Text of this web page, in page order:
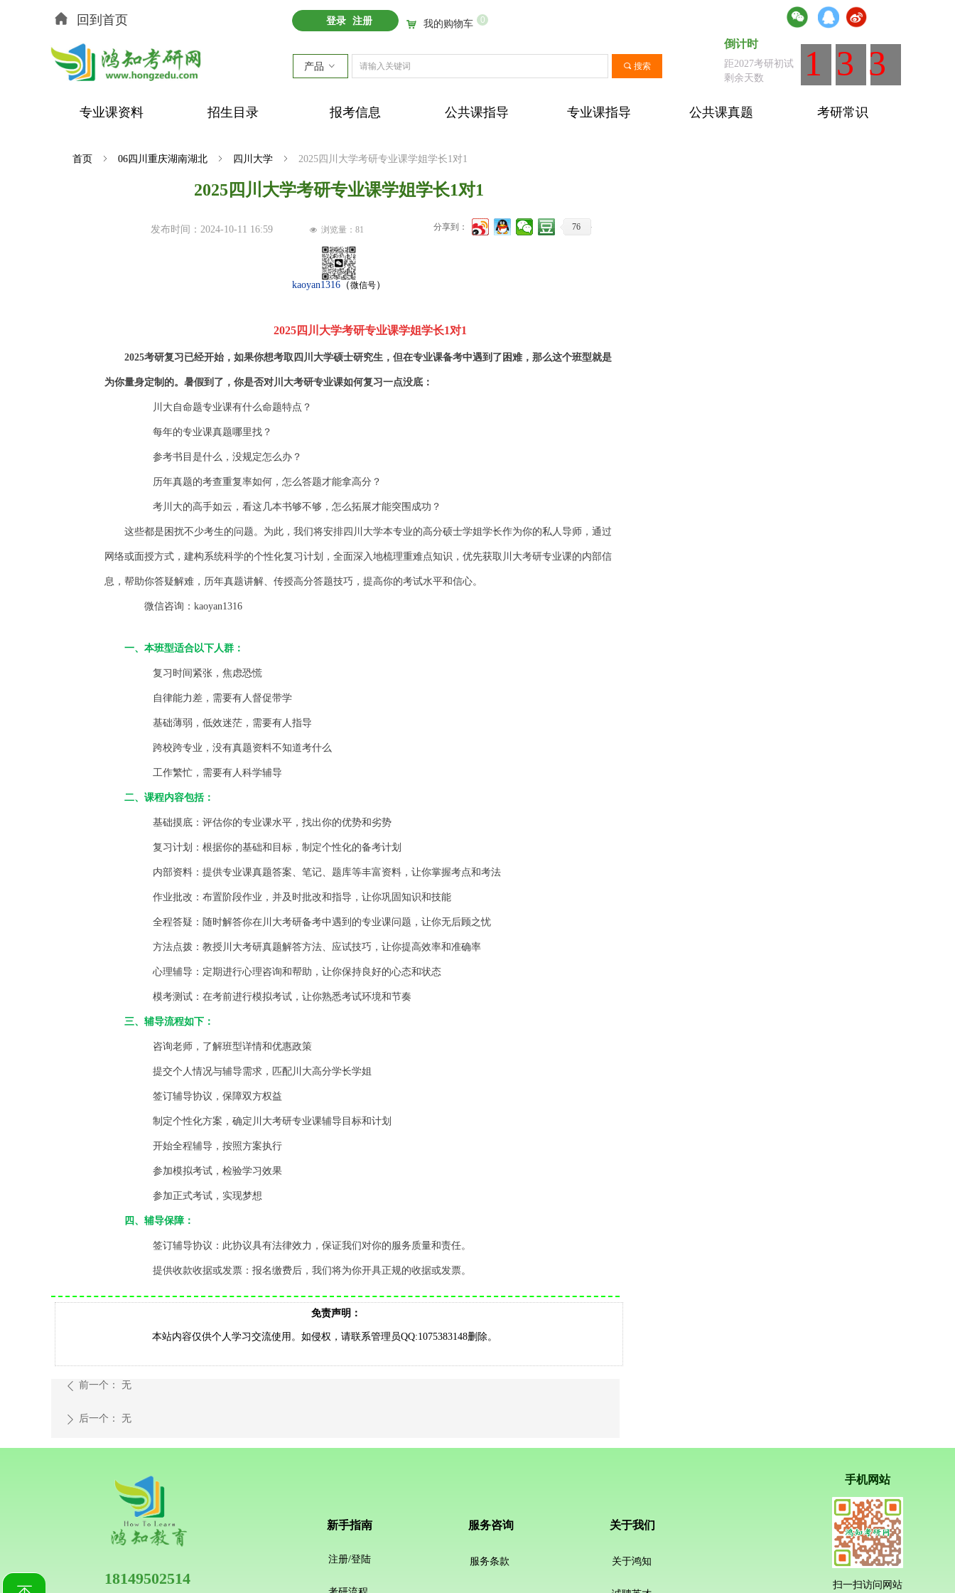
登录 注册
끠 搜索
产品 ꀁ
回到首页
倒计时：距离全国统考剩余天数
倒计时
距2027考研初试
剩余天数
133
专业课资料 招生目录 报考信息 公共课指导 专业课指导 公共课真题 考研常识
낙 我的购物车 0
2025四川大学考研专业课学姐学长1对1
2025四川大学考研专业课学姐学长1对1
2025考研复习已经开始， 如果你想考取 四川大学硕士研究生，但在专业课备考中遇到了困难，那么这个班型就是
为你量身定制的。 暑假到了，你是否对川大考研专业课如何复习一点没底：
川大自命题专业课有什么命题特点？
每年的专业课真题哪里找？
参考书目是什么，没规定怎么办？
历年真题的考查重复率如何，怎么答题才能拿高分？
考川大的高手如云，看这几本书够不够，怎么拓展才能突围成功？
这些都是困扰不少考生的问题。为此，我们将安排四川大学本专业的高分硕士学姐学长作为你的私人导师，通过
网络或面授方式， 建构系统科学的个性化复习计划，全面深入地梳理重难点知识，优先获取川大考研专业课的内部信
息， 帮助你答疑解难 ， 历年真题讲解、 传授高分答题技巧， 提高你的考试水平和信心。
微信咨询：kaoyan1316
一、 本班型适合以下人群：
复习时间紧张， 焦虑恐慌
自律能力差，需要有人督促带学
基础薄弱， 低效迷茫， 需要有人指导
跨校跨专业， 没有真题资料不知道考什么
工作繁忙，需要有人科学辅导
二、课程内容包括：
基础摸底 ：评估你的专业课水平，找出你的优势和劣势
复习计划：根据你的基础和目标，制定个性化的备考计划
内部资料：提供专业课真题答案、笔记、题库等丰富资料，让你掌握考点和考法
作业批改：布置阶段作业，并及时批改和指导，让你巩固知识和技能
全程答疑：随时解答你在川大考研备考中遇到的专业课问题，让你无后顾之忧
方法点拨：教授川大考研真题解答方法、应试技巧，让你提高效率和准确率
心理辅导：定期进行心理咨询和帮助，让你保持良好的心态和状态
模考测试：在考前进行模拟考试，让你熟悉考试环境和节奏
三、辅导流程如下：
咨询老师，了解班型详情和优惠政策
提交个人情况与辅导需求，匹配川大高分学长学姐
签订辅导协议，保障双方权益
制定个性化方案，确定 川大考研专业课辅导目标和计划
开始全程辅导，按照方案执行
参加模拟考试，检验学习效果
参加正式考试，实现梦想
四、辅导保障：
签订辅导协议：此协议具有法律效力，保证我们对你的服务质量和责任。
提供收款收据或发票：报名缴费后，我们将为你开具正规的收据或发票。
首页 ꁇ 06四川重庆湖南湖北 ꁇ 四川大学 ꁇ 2025四川大学考研专业课学姐学长1对1
发布时间： 2024-10-11 16:59 分享到： 76
免责声明：
本站内容仅供个人学习交流使用。如侵权，请联系管理员QQ:1075383148删除。
ꄴ 前一个： 无
ꄲ 后一个： 无
넶 浏览量： 81
kaoyan1316 （微信号）
18149502514
手机网站
扫一扫访问网站
新手指南 服务咨询 关于我们
注册/登陆 服务条款 关于鸿知